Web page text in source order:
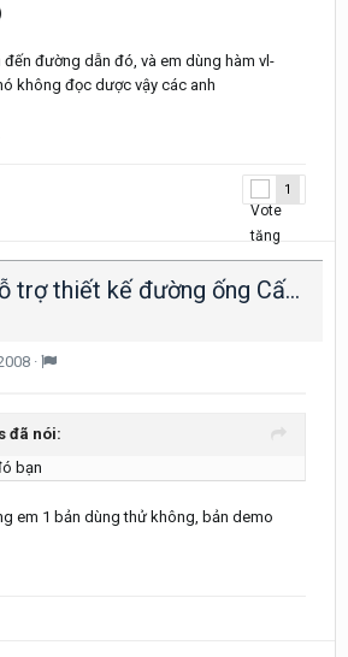
đường dẫn đó, và em dùng hàm vl-
không đọc dược vậy các anh
1
Chương trình hỗ trợ thiết kế đường ống Cấp thóat nước
·
đã nói:
bạn
em 1 bản dùng thử không, bản demo